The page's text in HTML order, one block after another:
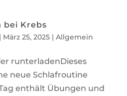
bei Krebs
| März 25, 2025| Allgemein
runterladenDieses
neue Schlafroutine
enthält Übungen und